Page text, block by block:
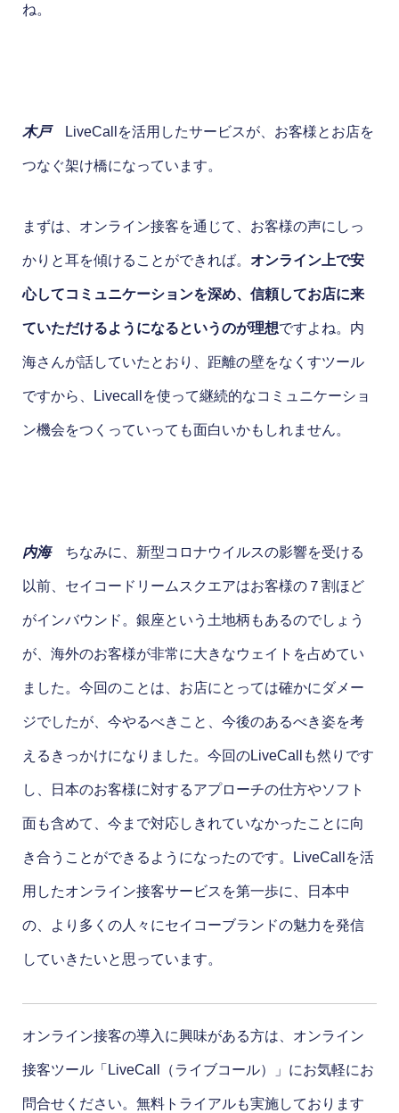
ね。
木戸LiveCallを活用したサービスが、お客様とお店を
つなぐ架け橋になっています。
まずは、オンライン接客を通じて、お客様の声にしっ
かりと耳を傾けることができれば。 オンライン上で安
心してコミュニケーションを深め、信頼してお店に来
ていただけるようになるというのが理想ですよね。内
海さんが話していたとおり、距離の壁をなくすツール
ですから、Livecallを使って継続的なコミュニケーショ
ン機会をつくっていっても面白いかもしれません。
内海 ちなみに、新型コロナウイルスの影響を受ける
以前、セイコードリームスクエアはお客様の７割ほど
がインバウンド。銀座という土地柄もあるのでしょう
が、海外のお客様が非常に大きなウェイトを占めてい
ました。今回のことは、お店にとっては確かにダメー
ジでしたが、今やるべきこと、今後のあるべき姿を考
えるきっかけになりました。今回のLiveCallも然りです
し、日本のお客様に対するアプローチの仕方やソフト
面も含めて、今まで対応しきれていなかったことに向
き合うことができるようになったのです。LiveCallを活
用したオンライン接客サービスを第一歩に、日本中
の、より多くの人々にセイコーブランドの魅力を発信
していきたいと思っています。
オンライン接客の導入に興味がある方は、オンライン
接客ツール「LiveCall（ライブコール）」にお気軽にお
問合せください。無料トライアルも実施しております